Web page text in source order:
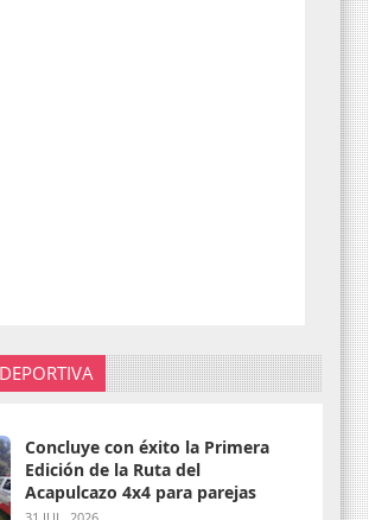
Concluye con éxito la Primera
Edición de la Ruta del
Acapulcazo 4x4 para parejas
31 JUL. 2026